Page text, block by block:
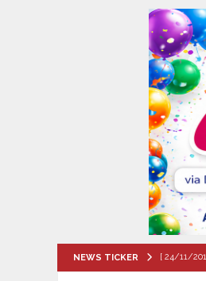
NEWS TICKER [ 24/11/